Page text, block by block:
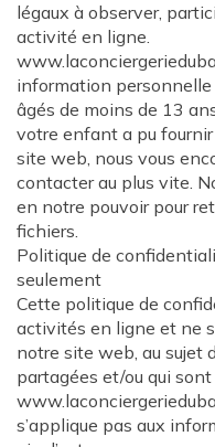
légaux à observer,
activité en ligne.
information
âgés de moins de 13
votre enfant a pu
site web, nous vous
contacter au plus vite.
en notre pouvoir pour
fichiers.
Politique de
seulement
Cette politique de
activités en ligne et ne
notre site web, au sujet
partagées et/ou qui
s’applique pas aux